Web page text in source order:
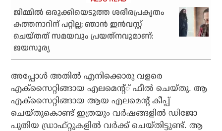
ജിമ്മില്‍ ഒരുക്കിയെടുത്ത ശരീരപ്രകൃതം
കത്തനാറിന് പറ്റില്ല; ഞാന്‍ ഇന്‍വസ്റ്റ്
ചെയ്തത് സമയവും പ്രയത്‌നവുമാണ്:
ജയസൂര്യ
അപ്പോള്‍ അതില്‍ എനിക്കൊരു വളരെ
എക്‌സൈറ്റിങ്ങായ എലമെന്റ്് ഫീല്‍ ചെയ്തു. ആ
എക്‌സൈറ്റിങ്ങായ ആയ എലമെന്റ് കീപ്പ്
ചെയ്തുകൊണ്ട് ഇത്രയും വര്‍ഷങ്ങളില്‍ ഡിജോ
പുതിയ ഡ്രാഫ്റ്റുകളില്‍ വര്‍ക്ക് ചെയ്തിട്ടുണ്ട്. ആ